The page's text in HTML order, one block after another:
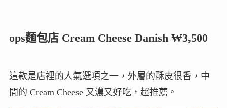
ops麵包店 Cream Cheese Danish ₩3,500
這款是店裡的人氣選項之一，外層的酥皮很香，中
間的 Cream Cheese 又濃又好吃，超推薦。